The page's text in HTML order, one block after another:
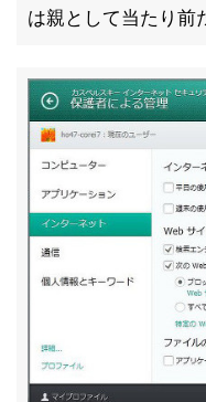
は親として当たり前